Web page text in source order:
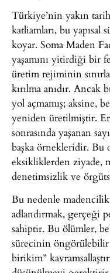
Türkiye’nin yakın
katliamları, bu
koyar. Soma Maden
yaşamını yitirdiği bir
üretim rejiminin
kırılma anıdır. Ancak
yol açmamış; aksine,
yeniden üretilmiştir.
sonrasında yaşanan
başka örnekleridir. Bu
eksikliklerden ziyade,
denetimsizlik ve
Bu nedenle
adlandırmak, gerçeği
sahiptir. Bu ölümler,
sürecinin öngörülebilir
birikim”